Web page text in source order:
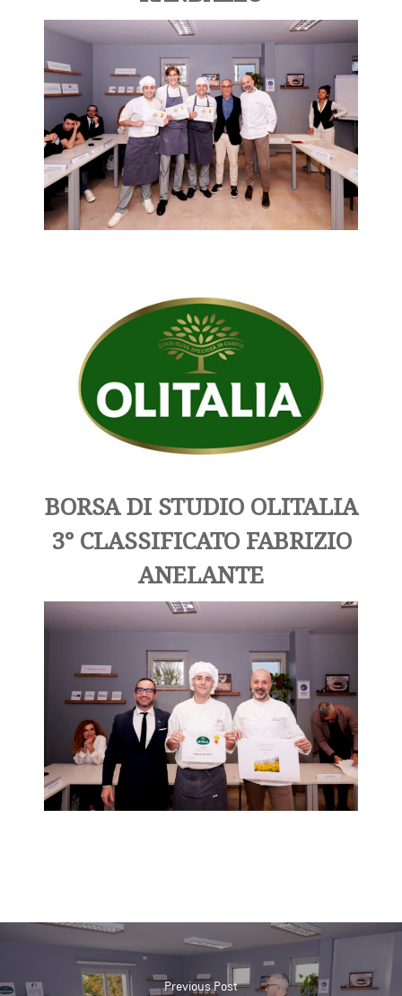
BORSA DI STUDIO OLITALIA
3° CLASSIFICATO FABRIZIO
ANELANTE
Previous Post